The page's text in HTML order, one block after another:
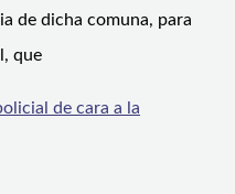
de dicha comuna, para
que
de cara a la